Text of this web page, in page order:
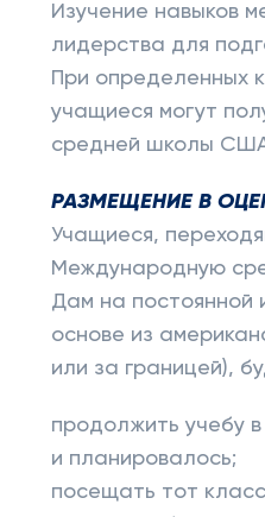
Изучение навыков
лидерства для
При определенных
учащиеся могут
средней школы
РАЗМЕЩЕНИЕ В
Учащиеся,
Международную
Дам на постоянной
основе из
или за границей),
продолжить учебу
и планировалось;
посещать тот